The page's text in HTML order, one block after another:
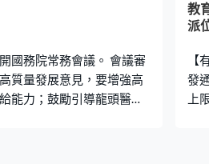
國務院常務會議。 會議審
質量發展意見，要增強高
能力；鼓勵引導龍頭醫藥
教
派
【
發
上